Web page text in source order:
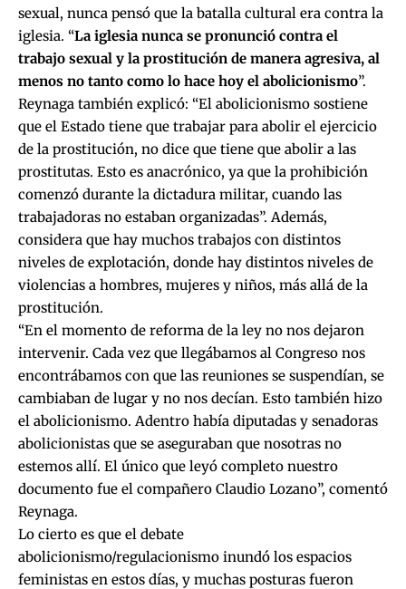
sexual, nunca pensó que la batalla cultural era contra la
iglesia. “La iglesia nunca se pronunció contra el
trabajo sexual y la prostitución de manera agresiva, al
menos no tanto como lo hace hoy el abolicionismo”.
Reynaga también explicó: “El abolicionismo sostiene
que el Estado tiene que trabajar para abolir el ejercicio
de la prostitución, no dice que tiene que abolir a las
prostitutas. Esto es anacrónico, ya que la prohibición
comenzó durante la dictadura militar, cuando las
trabajadoras no estaban organizadas”. Además,
considera que hay muchos trabajos con distintos
niveles de explotación, donde hay distintos niveles de
violencias a hombres, mujeres y niños, más allá de la
prostitución.
“En el momento de reforma de la ley no nos dejaron
intervenir. Cada vez que llegábamos al Congreso nos
encontrábamos con que las reuniones se suspendían, se
cambiaban de lugar y no nos decían. Esto también hizo
el abolicionismo. Adentro había diputadas y senadoras
abolicionistas que se aseguraban que nosotras no
estemos allí. El único que leyó completo nuestro
documento fue el compañero Claudio Lozano”, comentó
Reynaga.
Lo cierto es que el debate
abolicionismo/regulacionismo inundó los espacios
feministas en estos días, y muchas posturas fueron